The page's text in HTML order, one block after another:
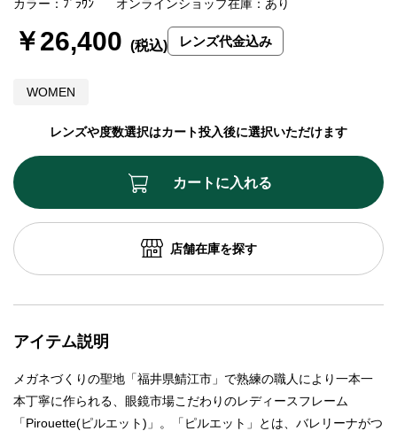
WOMEN
カラー：ﾌﾞﾗｳﾝ オンラインショップ在庫：あり
レンズや度数選択はカート投入後に選択いただけます
￥26,400 レンズ代金込み
カートに入れる
店舗在庫を探す
アイテム説明
メガネづくりの聖地「福井県鯖江市」で熟練の職人により一本一
本丁寧に作られる、眼鏡市場こだわりのレディースフレーム
「Pirouette(ピルエット)」。「ピルエット」とは、バレリーナがつ